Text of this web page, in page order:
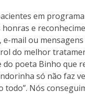
em
e
mail ou
do melhor
do poeta Binho que
só não faz
todo”. Nós